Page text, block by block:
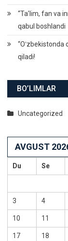
“Ta’lim, fan va
qabul boshlandi
“Oʻzbekistonda
qiladi!
BO’LIMLAR
Uncategorized
AVGUST
Du Se
3 4
10 11
17 18